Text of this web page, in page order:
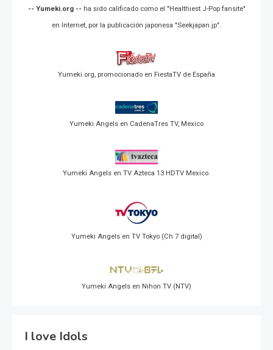
-- Yumeki.org -- ha sido calificado como el "Healthiest J-Pop fansite"
en Internet, por la publicación japonesa "Seekjapan.jp".
Yumeki.org, promocionado en FiestaTV de España
Yumeki Angels en CadenaTres TV, Mexico
Yumeki Angels en TV Azteca 13 HDTV Mexico.
Yumeki Angels en TV Tokyo (Ch 7 digital)
Yumeki Angels en Nihon TV (NTV)
I love Idols